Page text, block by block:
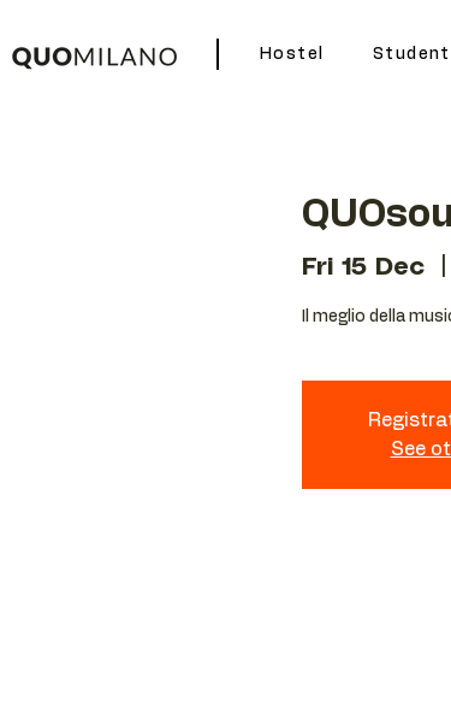
Hostel
Fri 15 Dec
  |
Il meglio della
See